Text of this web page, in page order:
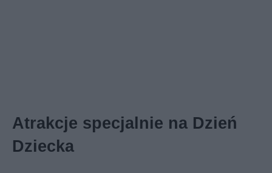
Atrakcje specjalnie na Dzień
Dziecka